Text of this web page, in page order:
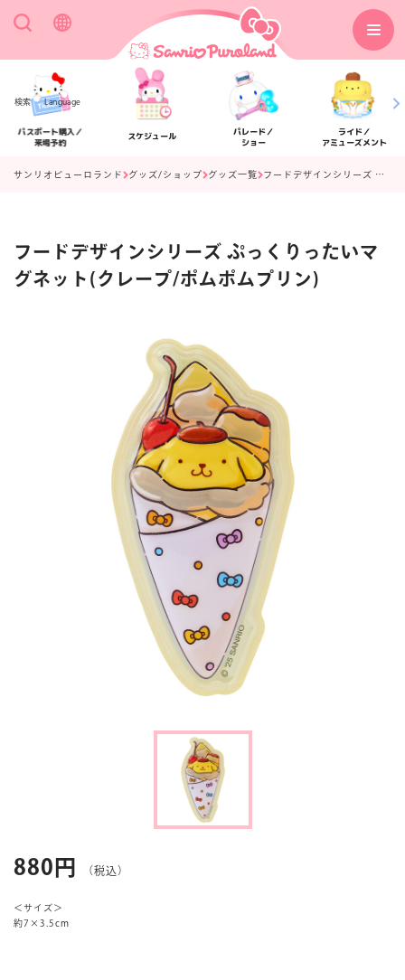
検索 Language
パスポート購入／
来場予約
スケジュール
パレード／
ショー
ライド／
アミューズメント
アクセス フロアマップ
サービスガイド
よくあるご質問 ニュース
サンリオピューロランド グッズ/ショップ グッズ一覧 フードデザインシリーズ ぷっくりったいマグネット(クレープ/ポムポムプリン)
フードデザインシリーズ ぷっくりったいマ
グネット(クレープ/ポムポムプリン)
880円 （税込）
＜サイズ＞
約7×3.5cm